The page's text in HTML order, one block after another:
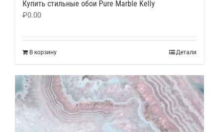
Купить стильные обои Pure Marble Kelly
₽0.00
В корзину Детали